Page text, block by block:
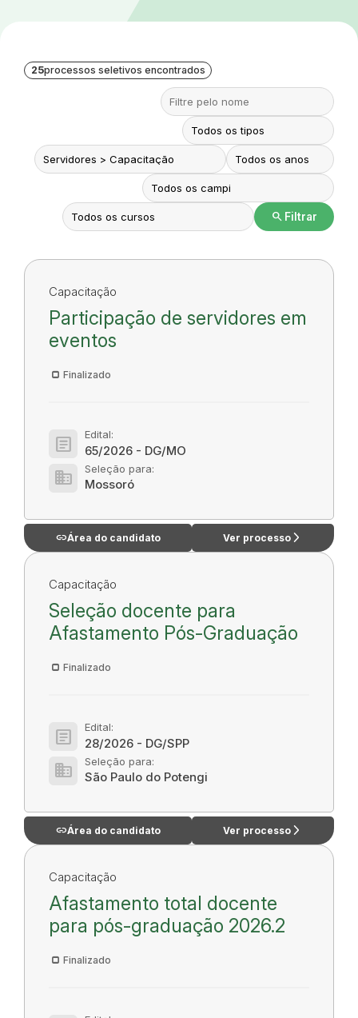
25processos seletivos encontrados
search Filtrar
Capacitação
Participação de servidores em
eventos
Finalizado
article Edital:
65/2026 - DG/MO
domain Seleção para:
Mossoró
linkÁrea do candidato Ver processo arrow_forward_ios
Capacitação
Seleção docente para
Afastamento Pós-Graduação
Finalizado
article Edital:
28/2026 - DG/SPP
domain Seleção para:
São Paulo do Potengi
linkÁrea do candidato Ver processo arrow_forward_ios
Capacitação
Afastamento total docente
para pós-graduação 2026.2
Finalizado